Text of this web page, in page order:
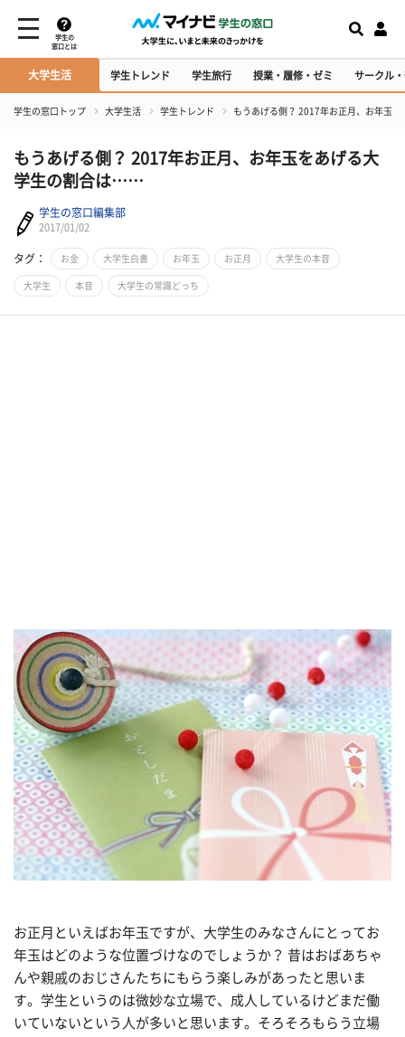
学生の
窓口とは
大学生活 学生トレンド 学生旅行 授業・履修・ゼミ サークル
学生の窓口トップ 大学生活 学生トレンド もうあげる側？ 2017年お正月、お年玉
もうあげる側？ 2017年お正月、お年玉をあげる大
学生の割合は……
学生の窓口編集部
2017/01/02
タグ： お金 大学生白書 お年玉 お正月 大学生の本音
大学生 本音 大学生の常識どっち
お正月といえばお年玉ですが、大学生のみなさんにとってお
年玉はどのような位置づけなのでしょうか？ 昔はおばあちゃ
んや親戚のおじさんたちにもらう楽しみがあったと思いま
す。学生というのは微妙な立場で、成人しているけどまだ働
いていないという人が多いと思います。そろそろもらう立場